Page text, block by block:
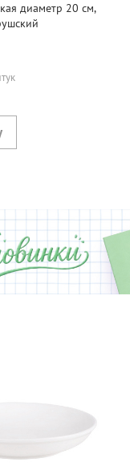
диаметр 20 см,
микс